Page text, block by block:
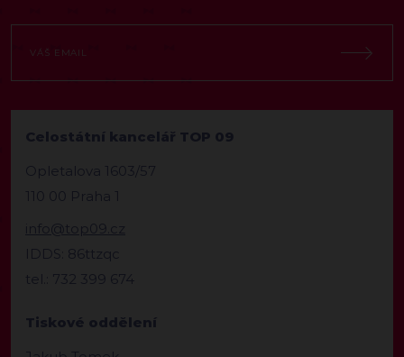
Celostátní kancelář TOP 09
Opletalova 1603/57
110 00 Praha 1
info@top09.cz
IDDS: 86ttzqc
tel.: 732 399 674
Tiskové oddělení